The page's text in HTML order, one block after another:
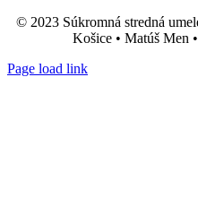
© 2023 Súkromná stredná
Košice • Matúš Men
Page load link